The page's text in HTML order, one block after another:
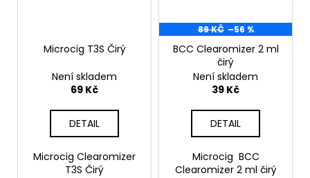
Microcig T3S Čirý
Není skladem
69 Kč
DETAIL
Microcig Clearomizer
T3S Čirý
89 KČ –56 %
BCC Clearomizer 2 ml
čirý
Není skladem
39 Kč
DETAIL
Microcig BCC
Clearomizer 2 ml čirý